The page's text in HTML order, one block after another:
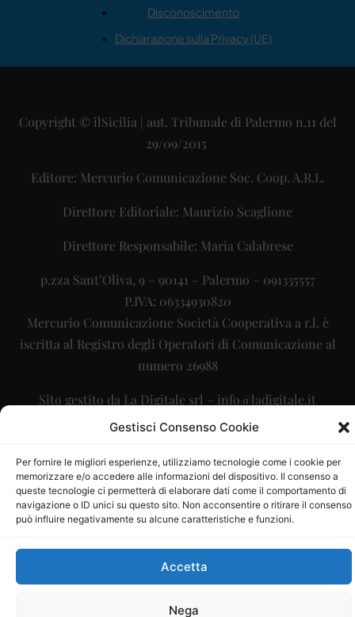
Gestisci Consenso Cookie
Per fornire le migliori esperienze, utilizziamo tecnologie come i cookie per
memorizzare e/o accedere alle informazioni del dispositivo. Il consenso a
queste tecnologie ci permetterà di elaborare dati come il comportamento di
navigazione o ID unici su questo sito. Non acconsentire o ritirare il consenso
può influire negativamente su alcune caratteristiche e funzioni.
Accetta
Nega
Disconoscimento
Dichiarazione sulla Privacy (UE)
Copyright © ilSicilia | aut. Tribunale di Palermo n.11 del
29/09/2015
Editore: Mercurio Comunicazione Soc. Coop. A.R.L.
Direttore Editoriale: Maurizio Scaglione
Direttore Responsabile: Maria Calabrese
p.zza Sant’Oliva, 9 – 90141 – Palermo – 091335557
P.IVA: 06334930820
Mercurio Comunicazione Società Cooperativa a r.l. è
iscritta al Registro degli Operatori di Comunicazione al
numero 26988
Sito gestito da La Digitale srl – info@ladigitale.it